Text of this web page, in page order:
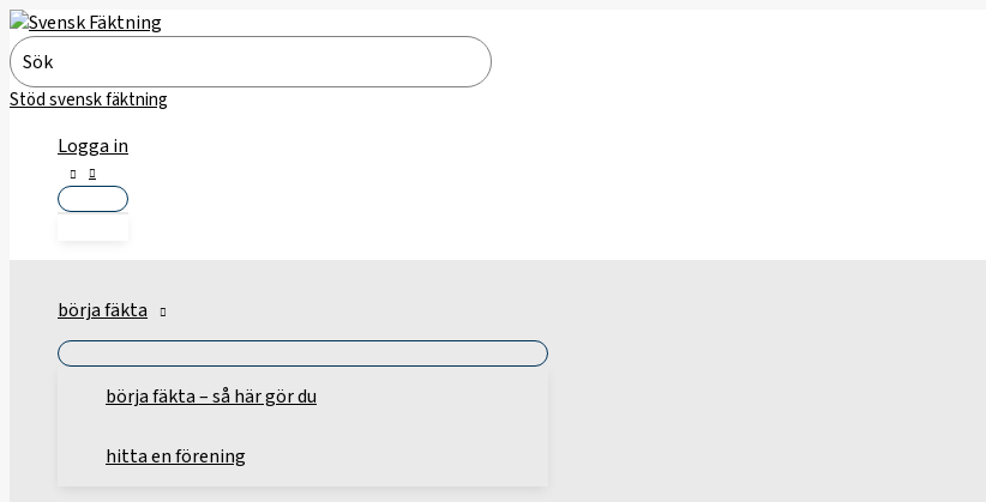
Hoppa
till
innehåll
Search
for:
Stöd svensk fäktning
Logga in
börja fäkta
börja fäkta – så här gör du
hitta en förening